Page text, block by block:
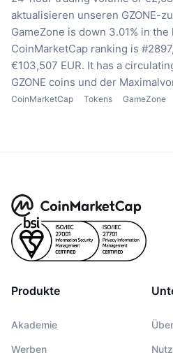
aktualisieren unseren GZONE-
GameZone is down 3.01% in
CoinMarketCap ranking is
€103,507 EUR. It has a
GZONE coins und der
CoinMarketCap Tokens GameZone
Produkte
Akademie
Werben